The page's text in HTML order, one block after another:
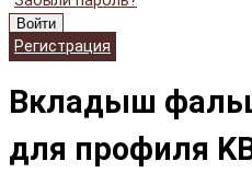
Войти
Регистрация
Вкладыш
для профиля